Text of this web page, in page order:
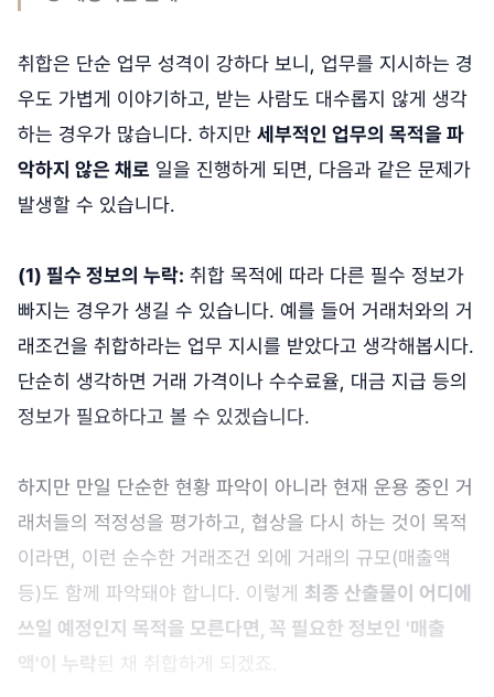
취합은 단순 업무 성격이 강하다 보니, 업무를 지시하는 경
우도 가볍게 이야기하고, 받는 사람도 대수롭지 않게 생각
하는 경우가 많습니다. 하지만 세부적인 업무의 목적을 파
악하지 않은 채로 일을 진행하게 되면, 다음과 같은 문제가
발생할 수 있습니다.
(1) 필수 정보의 누락: 취합 목적에 따라 다른 필수 정보가
빠지는 경우가 생길 수 있습니다. 예를 들어 거래처와의 거
래조건을 취합하라는 업무 지시를 받았다고 생각해봅시다.
단순히 생각하면 거래 가격이나 수수료율, 대금 지급 등의
정보가 필요하다고 볼 수 있겠습니다.
하지만 만일 단순한 현황 파악이 아니라 현재 운용 중인 거
래처들의 적정성을 평가하고, 협상을 다시 하는 것이 목적
이라면, 이런 순수한 거래조건 외에 거래의 규모(매출액
등)도 함께 파악돼야 합니다. 이렇게 최종 산출물이 어디에
쓰일 예정인지 목적을 모른다면, 꼭 필요한 정보인 '매출
액'이 누락된 채 취합하게 되겠죠.